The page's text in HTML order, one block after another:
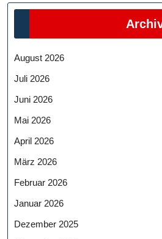
August 2026
Juli 2026
Juni 2026
Mai 2026
April 2026
März 2026
Februar 2026
Januar 2026
Dezember 2025